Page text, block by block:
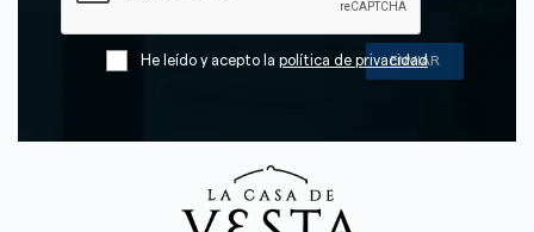
He leído y acepto la política de privacidad